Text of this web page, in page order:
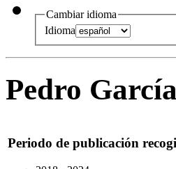
Cambiar idioma
Idioma
Pedro
Periodo de publicación